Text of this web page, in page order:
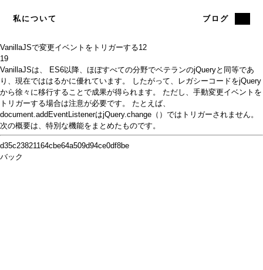
私について ブログ
VanillaJSで変更イベントをトリガーする12
19
VanillaJSは、 ES6以降、ほぼすべての分野でベテランのjQueryと同等であ
り
、現在でははるかに優れています。 したがって、レガシーコードをjQuery
から徐々に移行することで成果が得られます。 ただし、手動変更イベントを
トリガーする場合は注意が必要です。 たとえば、
document.addEventListenerはjQuery.change（） では トリガーされません。
次の概要は、特別な機能をまとめたものです。
d35c23821164cbe64a509d94ce0df8be
バック